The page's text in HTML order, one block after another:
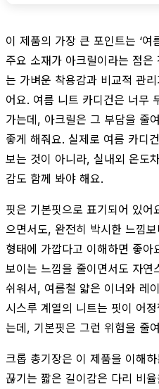
이 제품의 가장 큰 포인트는 ‘여
주요 소재가 아크릴이라는 점
는 가벼운 착용감과 비교적 관
어요. 여름 니트 카디건은 너무
가는데, 아크릴은 그 부담을 줄
좋게 해줘요. 실제로 여름 카디
보는 것이 아니라, 실내외 온도
감도 함께 봐야 해요.
핏은 기본핏으로 표기되어 있
으면서도, 완전히 박시한 느낌
형태에 가깝다고 이해하면 좋아
보이는 느낌을 줄이면서도 자연
쉬워서, 여름철 얇은 이너와 레
시스루 계열의 니트는 핏이 어
는데, 기본핏은 그런 위험을 줄
크롭 총기장은 이 제품을 이해
끊기는 짧은 길이감은 다리 비